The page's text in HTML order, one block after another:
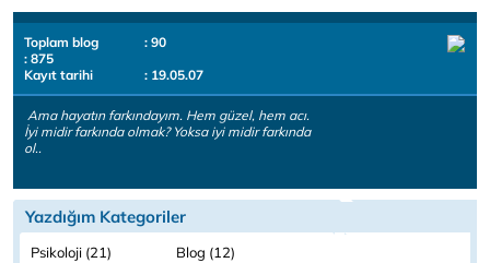
Toplam blog
: 90
: 875
Kayıt tarihi
: 19.05.07
Ama hayatın farkındayım. Hem güzel, hem acı.
İyi midir farkında olmak? Yoksa iyi midir farkında
ol..
Yazdığım Kategoriler
Psikoloji (21)
Blog (12)